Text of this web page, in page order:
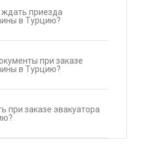
приезда
в Турцию?
при заказе
в Турцию?
при заказе эвакуатора